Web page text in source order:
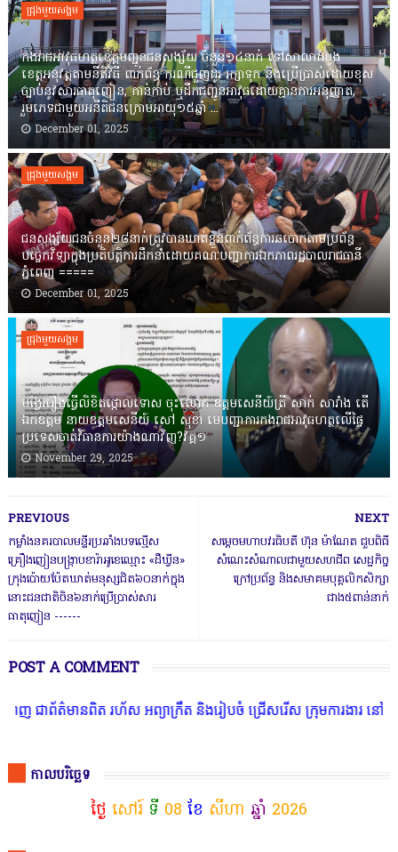
ជ្រុងមួយសង្គម
កងរាជឣាវុធហត្ថខេត្តបញ្ជូនជនសង្ស័យ ចំនួន១៤នាក់ ទៅសាលាដំបូង
ខេត្តឣនុវត្តតាមនីតិវិធី ពាក់ព័ន្ធ ករណីជួញដូរ រក្សាទុក និងប្រើប្រាស់ដោយខុស
ច្បាប់នូវសារធាតុញៀន, កាន់កាប់ ឬដឹកជញ្ជូនអាវុធដោយគ្មានការអនុញ្ញាត,
រួមភេទជាមួយអនីតិជនក្រោមអាយុ១៥ឆ្នាំ ...
December 01, 2025
ជ្រុងមួយសង្គម
ជនសង្ស័យជនចំនួន២៨នាក់ត្រូវបានឃាត់ខ្លួនពាក់ព័ន្ធការឆបោកតាមប្រព័ន្ធ
បច្ចេកវិទ្យាក្នុងប្រតិបត្តិការដឹកនាំដោយគណៈបញ្ជាការឯកភាពរដ្ឋបាលរាជធានី
ភ្នំពេញ ‎=====
December 01, 2025
ជ្រុងមួយសង្គម
បង្វែររឿងធ្វើលិខិតថ្កោលទោស ចុះលោក ឧត្តមសេនីយ៍ត្រី សាក់ សារាំង តើ
ឯកឧត្តម នាយឧត្តមសេនីយ៍ សៅ សុខា មេបញ្ជាការកងរាជអាវុធហត្ថលើផ្ទៃ
ប្រទេសចាត់វិធានការយ៉ាងណាវិញ?វគ្គ១
November 29, 2025
NEXT
សម្តេចមហាបវរធិបតី ហ៊ុន ម៉ាណែត ជួបពិធី
សំណេះសំណាលជាមួយសហជីព សេដ្ឋកិច្ច
ក្រៅប្រព័ន្ធ និងសមាគមបុគ្គលិកសិក្សា
ជាង៥ពាន់នាក់
PREVIOUS
កម្លាំងនគរបាលមន្ទីរប្រឆាំងបទល្មើស
គ្រឿងញៀនបង្ក្រាបខារ៉ាអូខេឈ្មោះ «ដឹឃ្វីន»
ក្រុងប៉ោយប៉ែតឃាត់មនុស្សជិត៦០នាក់ក្នុង
នោះជនជាតិចិន៦នាក់ប្រើប្រាស់សារ
ធាតុញៀន ------
POST A COMMENT
ត រហ័ស អព្យាក្រឹត និងរៀបចំ ជ្រើសរើស ក្រុមការងារ នៅតាមបណ្តាលរា
កាលបរិច្ឆេទ
ថ្ងៃ សៅរ៍ទី 08 ខែ សីហា ឆ្នាំ 2026